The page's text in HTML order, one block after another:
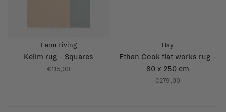
Ferm Living
Kelim rug - Squares
€115,00
Hay
Ethan Cook flat works rug -
80 x 250 cm
€279,00